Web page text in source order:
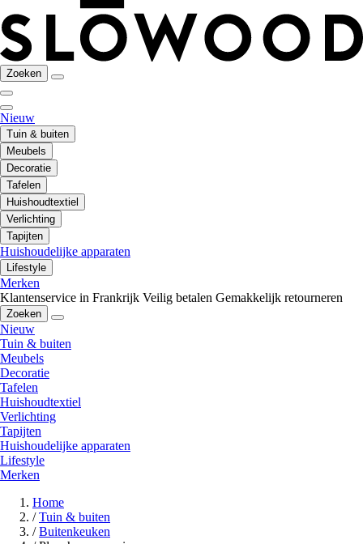
Zoeken
Nieuw
Tuin & buiten
Meubels
Decoratie
Tafelen
Huishoudtextiel
Verlichting
Tapijten
Huishoudelijke apparaten
Lifestyle
Merken
Klantenservice in Frankrijk Veilig betalen Gemakkelijk retourneren
Zoeken
Nieuw
Tuin & buiten
Meubels
Decoratie
Tafelen
Huishoudtextiel
Verlichting
Tapijten
Huishoudelijke apparaten
Lifestyle
Merken
Home
/ Tuin & buiten
/ Buitenkeuken